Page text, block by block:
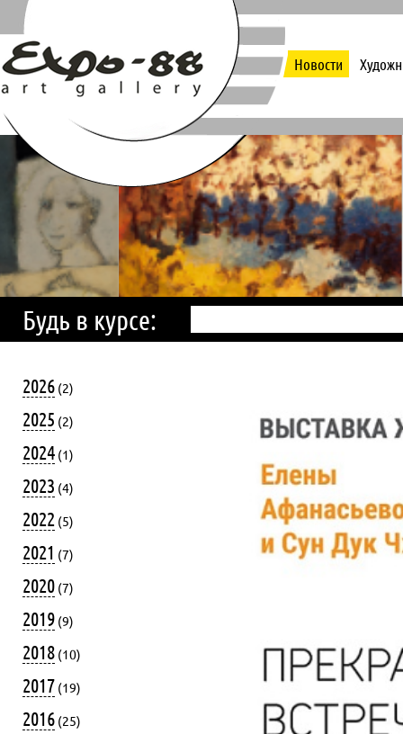
Новости
Будь в курсе:
2026 (2)
2025 (2)
2024 (1)
2023 (4)
2022 (5)
2021 (7)
2020 (7)
2019 (9)
2018 (10)
2017 (19)
2016 (25)